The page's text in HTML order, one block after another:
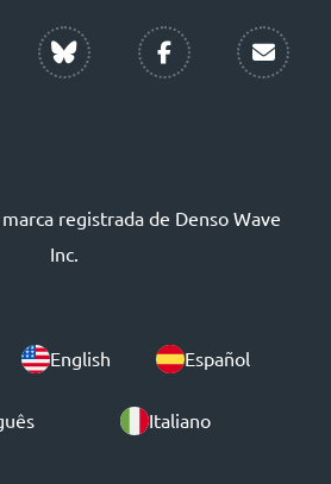
registrada de Denso Wave
Inc.
English Español
Italiano